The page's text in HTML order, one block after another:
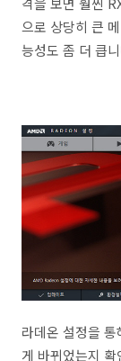
으로 상당히 큰
능성도 좀 더 큽
라데온 설정을
게 바뀌었는지 확